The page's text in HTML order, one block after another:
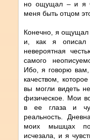
но ощущал – и я
меня быть отцом
Конечно, я ощущал
и, как я описал
невероятная
самого
Ибо, я говорю
качеством,
вы могли видеть
физическое. Мои
в ее глаза и
реальность.
моих мышцах
исчезала, и я